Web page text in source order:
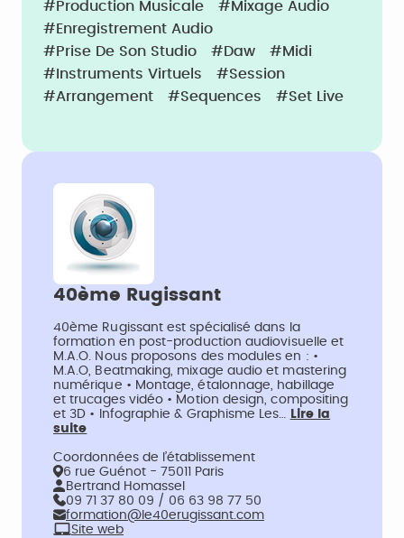
#Production Musicale
#Mixage Audio
#Enregistrement Audio
#Prise De Son Studio
#Daw
#Midi
#Instruments Virtuels
#Session
#Arrangement
#Sequences #Set Live
40ème Rugissant
40ème Rugissant est spécialisé dans la
formation en post-production audiovisuelle et
M.A.O. Nous proposons des modules en : •
M.A.O, Beatmaking, mixage audio et mastering
numérique • Montage, étalonnage, habillage
et trucages vidéo • Motion design, compositing
et 3D • Infographie & Graphisme Les… Lire la
suite
Coordonnées de l’établissement
6 rue Guénot - 75011 Paris
Bertrand Homassel
09 71 37 80 09 / 06 63 98 77 50
formation@le40erugissant.com
Site web